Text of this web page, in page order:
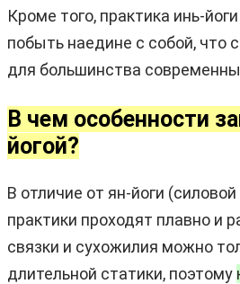
Кроме того, практика инь-
побыть наедине с собой, что
для большинства
В чем особенности
йогой?
В отличие от ян-йоги (силовой
практики проходят плавно и
связки и сухожилия можно
длительной статики, поэтому